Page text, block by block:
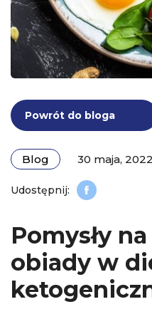
Powrót do bloga
Blog 30 maja, 2022
Pomysły
obiady w